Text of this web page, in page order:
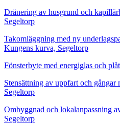
Dränering av husgrund och
Segeltorp
Takomläggning med ny
Kungens kurva, Segeltorp
Fönsterbyte med energiglas och
Stensättning av uppfart och
Segeltorp
Ombyggnad och lokalanpassning
Segeltorp